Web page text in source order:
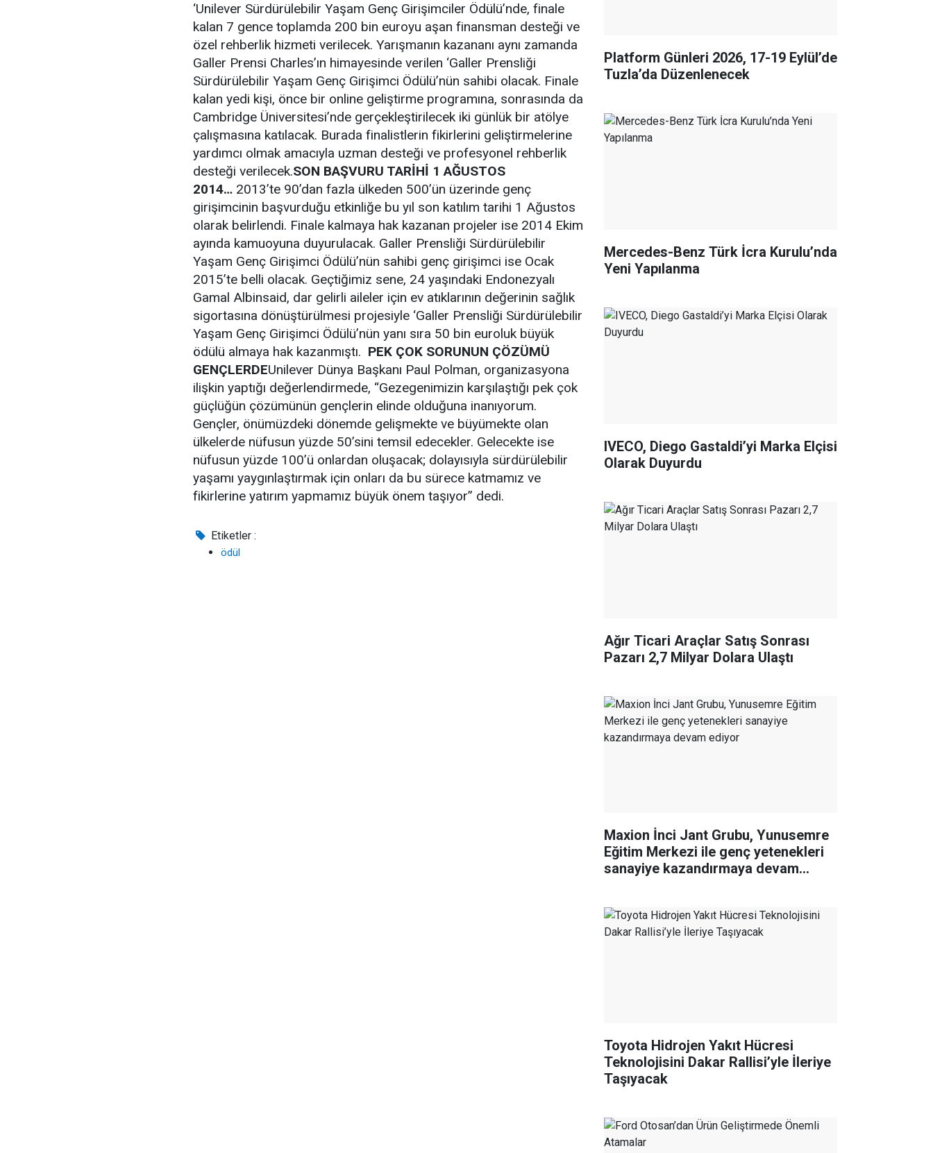
‘Unilever Sürdürülebilir Yaşam Genç Girişimciler Ödülü’nde, finale
kalan 7 gence toplamda 200 bin euroyu aşan finansman desteği ve
özel rehberlik hizmeti verilecek. Yarışmanın kazananı aynı zamanda
Galler Prensi Charles’ın himayesinde verilen ‘Galler Prensliği
Sürdürülebilir Yaşam Genç Girişimci Ödülü’nün sahibi olacak. Finale
kalan yedi kişi, önce bir online geliştirme programına, sonrasında da
Cambridge Üniversitesi’nde gerçekleştirilecek iki günlük bir atölye
çalışmasına katılacak. Burada finalistlerin fikirlerini geliştirmelerine
yardımcı olmak amacıyla uzman desteği ve profesyonel rehberlik
desteği verilecek.SON BAŞVURU TARİHİ 1 AĞUSTOS
2014… 2013’te 90’dan fazla ülkeden 500’ün üzerinde genç
girişimcinin başvurduğu etkinliğe bu yıl son katılım tarihi 1 Ağustos
olarak belirlendi. Finale kalmaya hak kazanan projeler ise 2014 Ekim
ayında kamuoyuna duyurulacak. Galler Prensliği Sürdürülebilir
Yaşam Genç Girişimci Ödülü’nün sahibi genç girişimci ise Ocak
2015’te belli olacak. Geçtiğimiz sene, 24 yaşındaki Endonezyalı
Gamal Albinsaid, dar gelirli aileler için ev atıklarının değerinin sağlık
sigortasına dönüştürülmesi projesiyle ‘Galler Prensliği Sürdürülebilir
Yaşam Genç Girişimci Ödülü’nün yanı sıra 50 bin euroluk büyük
ödülü almaya hak kazanmıştı. PEK ÇOK SORUNUN ÇÖZÜMÜ
GENÇLERDEUnilever Dünya Başkanı Paul Polman, organizasyona
ilişkin yaptığı değerlendirmede, “Gezegenimizin karşılaştığı pek çok
güçlüğün çözümünün gençlerin elinde olduğuna inanıyorum.
Gençler, önümüzdeki dönemde gelişmekte ve büyümekte olan
ülkelerde nüfusun yüzde 50’sini temsil edecekler. Gelecekte ise
nüfusun yüzde 100’ü onlardan oluşacak; dolayısıyla sürdürülebilir
yaşamı yaygınlaştırmak için onları da bu sürece katmamız ve
fikirlerine yatırım yapmamız büyük önem taşıyor” dedi.
Etiketler :
ödül
Platform Günleri 2026, 17-19 Eylül’de
Tuzla’da Düzenlenecek
Mercedes-Benz Türk İcra Kurulu’nda
Yeni Yapılanma
IVECO, Diego Gastaldi’yi Marka Elçisi
Olarak Duyurdu
Ağır Ticari Araçlar Satış Sonrası
Pazarı 2,7 Milyar Dolara Ulaştı
Maxion İnci Jant Grubu, Yunusemre
Eğitim Merkezi ile genç yetenekleri
sanayiye kazandırmaya devam
Toyota Hidrojen Yakıt Hücresi
Teknolojisini Dakar Rallisi’yle İleriye
Taşıyacak